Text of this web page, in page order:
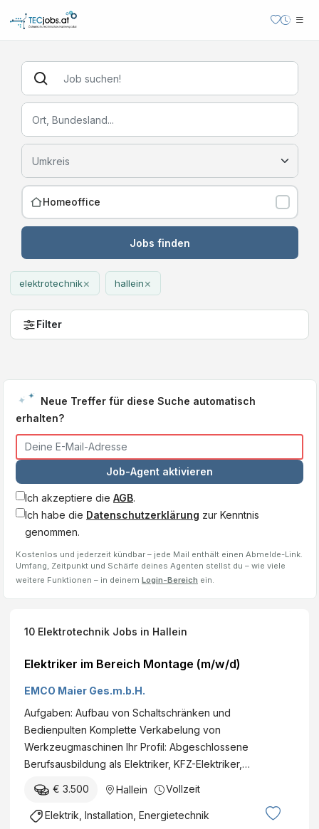
Homeoffice
Jobs finden
elektrotechnik× hallein×
Filter
Neue Treffer für diese Suche automatisch
erhalten?
Job-Agent aktivieren
Ich akzeptiere die AGB.
Ich habe die Datenschutzerklärung zur Kenntnis
genommen.
Kostenlos und jederzeit kündbar – jede Mail enthält einen Abmelde-Link.
Umfang, Zeitpunkt und Schärfe deines Agenten stellst du – wie viele
weitere Funktionen – in deinem Login-Bereich ein.
10 Elektrotechnik Jobs in Hallein
Elektriker im Bereich Montage (m/w/d)
EMCO Maier Ges.m.b.H.
Aufgaben: Aufbau von Schaltschränken und
Bedienpulten Komplette Verkabelung von
Werkzeugmaschinen Ihr Profil: Abgeschlossene
Berufsausbildung als Elektriker, KFZ-Elektriker,…
€ 3.500 Hallein Vollzeit
Elektrik, Installation, Energietechnik